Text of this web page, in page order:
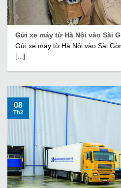
Gửi xe máy từ Hà Nội vào Sài
Gửi xe máy từ Hà Nội vào Sài
[...]
08
Th2